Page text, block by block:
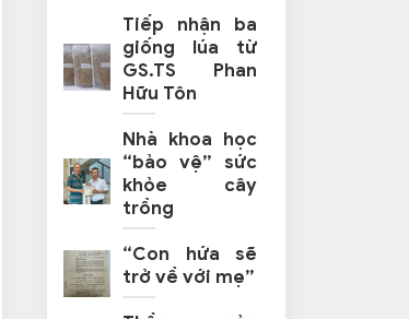
Tiếp nhận ba
giống lúa từ
GS.TS Phan
Hữu Tôn
Nhà khoa học
“bảo vệ” sức
khỏe cây
trồng
“Con hứa sẽ
trở về với mẹ”